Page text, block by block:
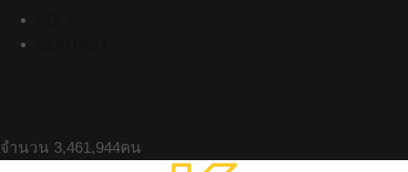
จำนวน 3,461,944คน